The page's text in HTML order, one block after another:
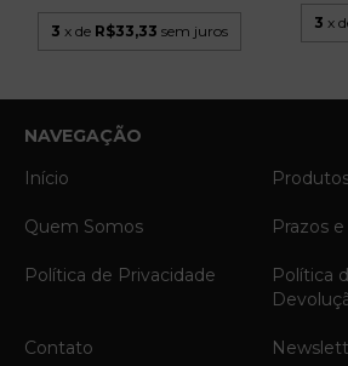
3 x de R$33,33 sem juros 3 x
NAVEGAÇÃO
Início
Quem Somos Prazos
Política de Privacidade
Política
Contato